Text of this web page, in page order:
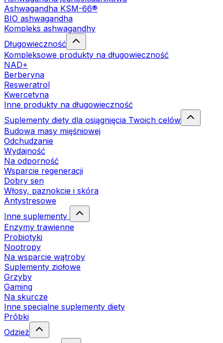
Ashwagandha KSM-66®
BIO ashwagandha
Kompleks ashwagandhy
Długowieczność
Kompleksowe produkty na długowieczność
NAD+
Berberyna
Resweratrol
Kwercetyna
Inne produkty na długowieczność
Suplementy diety dla osiągnięcia Twoich celów
Budowa masy mięśniowej
Odchudzanie
Wydajność
Na odporność
Wsparcie regeneracji
Dobry sen
Włosy, paznokcie i skóra
Antystresowe
Inne suplementy
Enzymy trawienne
Probiotyki
Nootropy
Na wsparcie wątroby
Suplementy ziołowe
Grzyby
Gaming
Na skurcze
Inne specjalne suplementy diety
Próbki
Odzież